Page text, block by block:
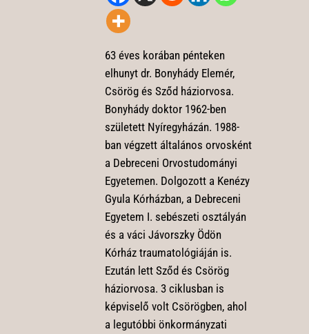
63 éves korában pénteken
elhunyt dr. Bonyhády Elemér,
Csörög és Sződ háziorvosa.
Bonyhády doktor 1962-ben
született Nyíregyházán. 1988-
ban végzett általános orvosként
a Debreceni Orvostudományi
Egyetemen. Dolgozott a Kenézy
Gyula Kórházban, a Debreceni
Egyetem I. sebészeti osztályán
és a váci Jávorszky Ödön
Kórház traumatológiáján is.
Ezután lett Sződ és Csörög
háziorvosa. 3 ciklusban is
képviselő volt Csörögben, ahol
a legutóbbi önkormányzati